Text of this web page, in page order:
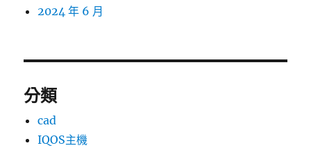
2024 年 6 月
分類
cad
IQOS主機